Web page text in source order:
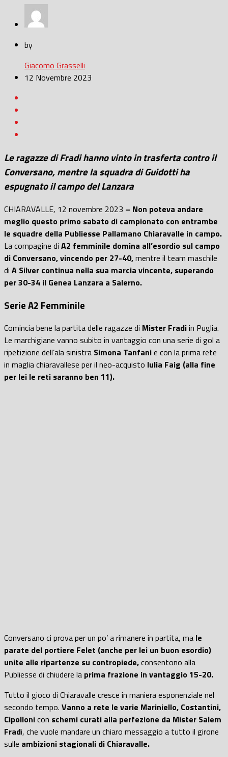
by
Giacomo Grasselli
12 Novembre 2023
Le ragazze di Fradi hanno vinto in trasferta contro il
Conversano, mentre la squadra di Guidotti ha
espugnato il campo del Lanzara
CHIARAVALLE, 12 novembre 2023 – Non poteva andare
meglio questo primo sabato di campionato con entrambe
le squadre della Publiesse Pallamano Chiaravalle in campo.
La compagine di A2 femminile domina all’esordio sul campo
di Conversano, vincendo per 27-40,mentre il team maschile
di A Silver continua nella sua marcia vincente, superando
per 30-34 il Genea Lanzara a Salerno.
Serie A2 Femminile
Comincia bene la partita delle ragazze di Mister Fradiin Puglia.
Le marchigiane vanno subito in vantaggio con una serie di gol a
ripetizione dell’ala sinistra Simona Tanfanie con la prima rete
in maglia chiaravallese per il neo-acquisto Iulia Faig (alla fine
per lei le reti saranno ben 11).
Conversano ci prova per un po’ a rimanere in partita, ma le
parate del portiere Felet (anche per lei un buon esordio)
unite alle ripartenze su contropiede,consentono alla
Publiesse di chiudere la prima frazione in vantaggio 15-20.
Tutto il gioco di Chiaravalle cresce in maniera esponenziale nel
secondo tempo. Vanno a rete le varie Mariniello, Costantini,
Cipollonicon schemi curati alla perfezione da Mister Salem
Fradi, che vuole mandare un chiaro messaggio a tutto il girone
sulle ambizioni stagionali di Chiaravalle.